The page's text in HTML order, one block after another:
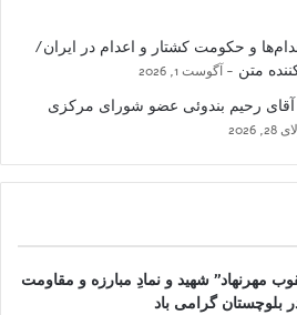
و حکومت کشتار و اعدام در ایران/
متن
آگوست 1, 2026
آقای رحیم بندوئی عضو شورای مرکزی
2026
مهرنهاد” شهید و نمادِ مبارزه و مقاومت
بلوچستان گرامی باد